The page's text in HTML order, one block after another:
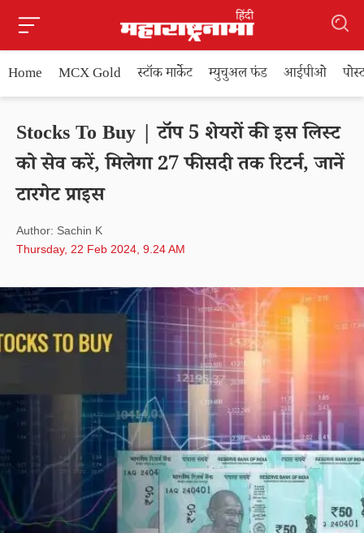
Home MCX Gold स्टॉक मार्केट म्युचुअल फंड आईपीओ
Stocks To Buy | टॉप 5 शेयरों की इस लिस्ट
को सेव करें, मिलेगा 27 फीसदी तक रिटर्न, जानें
टारगेट प्राइस
Author: Sachin K
Thursday, 22 Feb 2024, 9.24 AM